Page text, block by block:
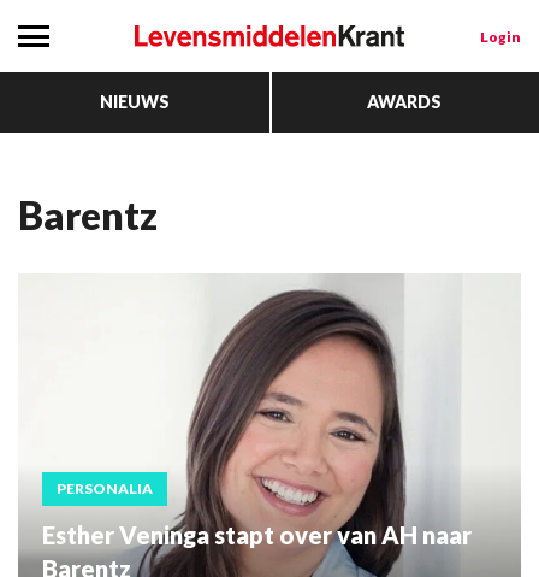
Login
NIEUWS AWARDS
Barentz
PERSONALIA
Esther Veninga stapt over van AH naar
Barentz